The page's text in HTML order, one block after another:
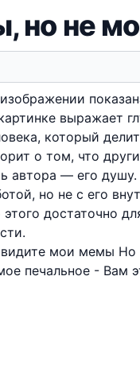
но не
выражает
который
о том, что
автора — его
но не с его
этого достаточно
мои мемы Но
печальное - Вам